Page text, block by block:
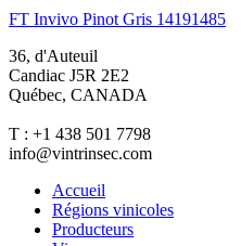
FT Invivo Pinot Gris 14191485
36, d'Auteuil
Candiac J5R 2E2
Québec, CANADA
T : +1 438 501 7798
info@vintrinsec.com
Accueil
Régions vinicoles
Producteurs